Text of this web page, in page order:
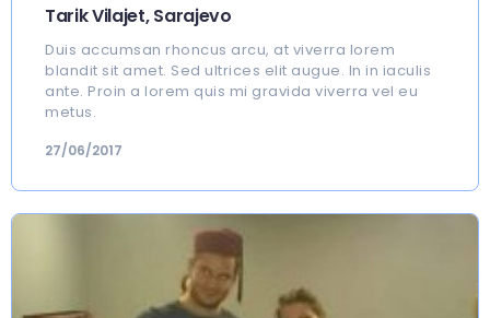
Tarik Vilajet, Sarajevo
Duis accumsan rhoncus arcu, at viverra lorem
blandit sit amet. Sed ultrices elit augue. In in iaculis
ante. Proin a lorem quis mi gravida viverra vel eu
metus.
27/06/2017